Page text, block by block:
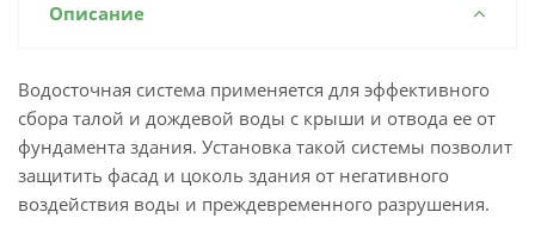
Описание
Водосточная система применяется для эффективного
сбора талой и дождевой воды с крыши и отвода ее от
фундамента здания. Установка такой системы позволит
защитить фасад и цоколь здания от негативного
воздействия воды и преждевременного разрушения.